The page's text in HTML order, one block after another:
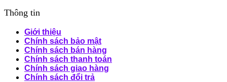
Thông tin
Giới thiệu
Chính sách bảo mật
Chính sách bán hàng
Chính sách thanh toán
Chính sách giao hàng
Chính sách đổi trả